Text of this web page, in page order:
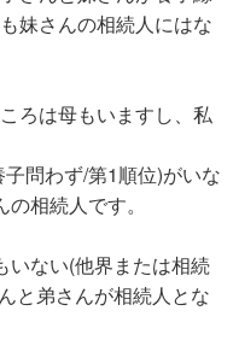
妹さんの相続人にはな
ろは母もいますし、私
問わず/第1順位)がいな
相続人です。
いない(他界または相続
と弟さんが相続人とな